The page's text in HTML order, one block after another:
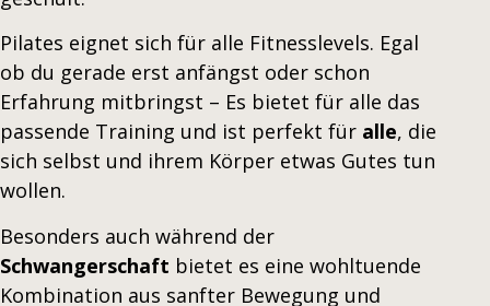
Pilates eignet sich für alle Fitnesslevels. Egal
ob du gerade erst anfängst oder schon
Erfahrung mitbringst – Es bietet für alle das
passende Training und ist perfekt für alle, die
sich selbst und ihrem Körper etwas Gutes tun
wollen.
Besonders auch während der
Schwangerschaft bietet es eine wohltuende
Kombination aus sanfter Bewegung und